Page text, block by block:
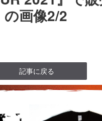
画像2/2
記事に戻る